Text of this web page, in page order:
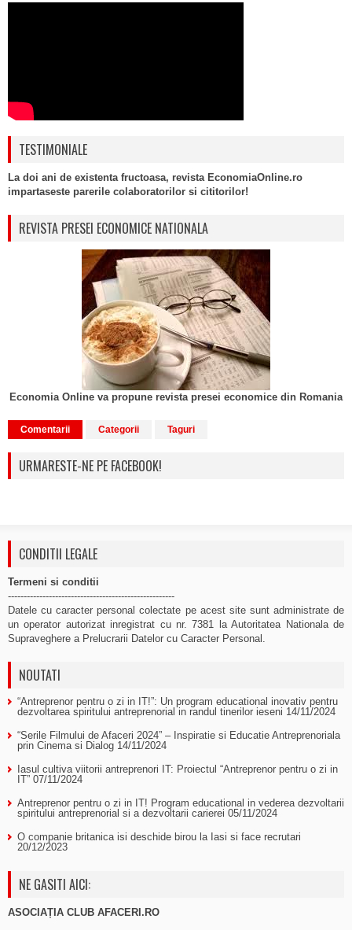
TESTIMONIALE
La doi ani de existenta fructoasa, revista EconomiaOnline.ro
impartaseste parerile colaboratorilor si cititorilor!
REVISTA PRESEI ECONOMICE NATIONALA
Economia Online va propune revista presei economice din Romania
Comentarii Categorii Taguri
URMARESTE-NE PE FACEBOOK!
CONDITII LEGALE
Termeni si conditii
-----------------------------------------------------
Datele cu caracter personal colectate pe acest site sunt administrate de
un operator autorizat inregistrat cu nr. 7381 la Autoritatea Nationala de
Supraveghere a Prelucrarii Datelor cu Caracter Personal.
NOUTATI
“Antreprenor pentru o zi in IT!”: Un program educational inovativ pentru
dezvoltarea spiritului antreprenorial in randul tinerilor ieseni 14/11/2024
“Serile Filmului de Afaceri 2024” – Inspiratie si Educatie Antreprenoriala
prin Cinema si Dialog 14/11/2024
Iasul cultiva viitorii antreprenori IT: Proiectul “Antreprenor pentru o zi in
IT” 07/11/2024
Antreprenor pentru o zi in IT! Program educational in vederea dezvoltarii
spiritului antreprenorial si a dezvoltarii carierei 05/11/2024
O companie britanica isi deschide birou la Iasi si face recrutari
20/12/2023
NE GASITI AICI:
ASOCIAȚIA CLUB AFACERI.RO